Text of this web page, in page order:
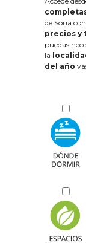
de Soria con
precios y
puedas
la
del año